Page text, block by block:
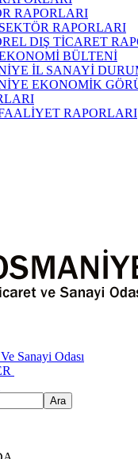
RAPORLARI
RAPORLARI
DIŞ TİCARET
BÜLTENİ
İL SANAYİ
EKONOMİK
RAPORLARI